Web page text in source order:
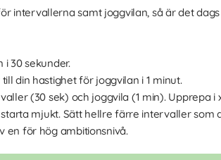
intervallerna samt joggvilan, så är det
i 30 sekunder.
din hastighet för joggvilan i 1 minut.
(30 sek) och joggvila (1 min). Upprepa
mjukt. Sätt hellre färre intervaller som
en för hög ambitionsnivå.